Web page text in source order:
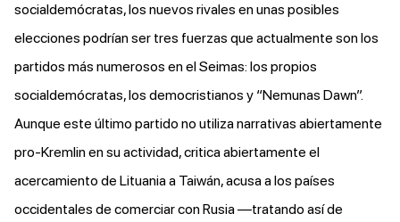
socialdemócratas, los nuevos rivales en unas posibles
elecciones podrían ser tres fuerzas que actualmente son los
partidos más numerosos en el Seimas: los propios
socialdemócratas, los democristianos y “Nemunas Dawn”.
Aunque este último partido no utiliza narrativas abiertamente
pro-Kremlin en su actividad,criticaabiertamente el
acercamiento de Lituania a Taiwán, acusa a los países
occidentales de comerciar con Rusia —tratando así de